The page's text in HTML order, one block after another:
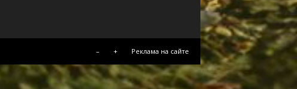
– + Реклама на сайте